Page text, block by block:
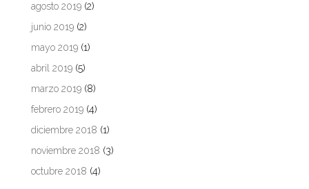
agosto 2019(2)
junio 2019(2)
mayo 2019(1)
abril 2019(5)
marzo 2019(8)
febrero 2019(4)
diciembre 2018 (1)
noviembre 2018 (3)
octubre 2018 (4)